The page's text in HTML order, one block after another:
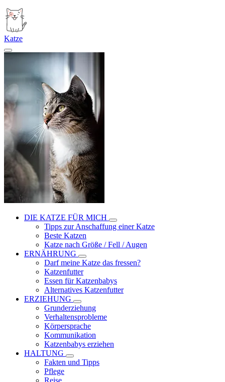
Katze
DIE KATZE FÜR MICH
Tipps zur Anschaffung einer Katze
Beste Katzen
Katze nach Größe / Fell / Augen
ERNÄHRUNG
Darf meine Katze das fressen?
Katzenfutter
Essen für Katzenbabys
Alternatives Katzenfutter
ERZIEHUNG
Grunderziehung
Verhaltensprobleme
Körpersprache
Kommunikation
Katzenbabys erziehen
HALTUNG
Fakten und Tipps
Pflege
Reise